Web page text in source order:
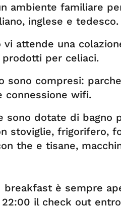
ambiente familiare
inglese e tedesco.
vi attende una
prodotti per celiaci.
sono compresi:
connessione wifi.
sono dotate di bagno
stoviglie, frigorifero,
the e tisane,
breakfast è sempre
il check out